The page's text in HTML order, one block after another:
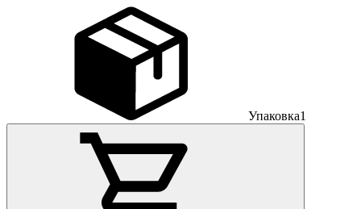
Упаковка1